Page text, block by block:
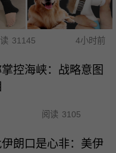
31145 4小时前
控海峡：战略意图
阅读 3105
朗口是心非：美伊